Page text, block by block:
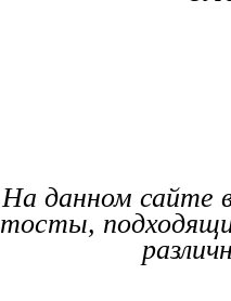
На данном сайте
тосты,